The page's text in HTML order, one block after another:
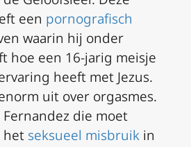
een pornografisch
waarin hij onder
hoe een 16-jarig meisje
heeft met Jezus.
uit over orgasmes.
die moet
het seksueel misbruik in